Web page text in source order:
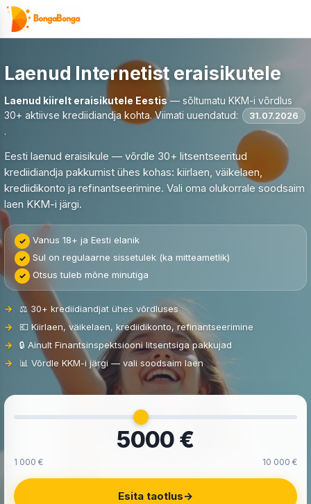
Skip
Laenud Internetist eraisikutele
Laenud kiirelt eraisikutele Eestis— sõltumatu KKM-i võrdlus
30+ aktiivse krediidiandja kohta. Viimati uuendatud:
31.07.2026
.
Eesti laenud eraisikule — võrdle 30+ litsentseeritud
krediidiandja pakkumist ühes kohas: kiirlaen, väikelaen,
krediidikonto ja refinantseerimine. Vali oma olukorrale soodsaim
laen KKM-i järgi.
Vanus 18+ ja Eesti elanik
Sul on regulaarne sissetulek (ka mitteametlik)
Otsus tuleb mõne minutiga
⚖️ 30+ krediidiandjat ühes võrdluses
💶 Kiirlaen, väikelaen, krediidikonto, refinantseerimine
🔒 Ainult Finantsinspektsiooni litsentsiga pakkujad
📊 Võrdle KKM-i järgi — vali soodsaim laen
5000 €
1 000 € 10 000 €
Esita taotlus→